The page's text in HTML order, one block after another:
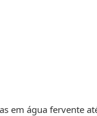
em água fervente